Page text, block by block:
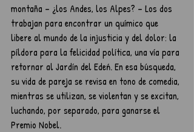
montaña – ¿los Andes, los Alpes? – Los dos
trabajan para encontrar un químico que
libere al mundo de la injusticia y del dolor: la
píldora para la felicidad política, una vía para
retornar al Jardín del Edeń. En esa búsqueda,
su vida de pareja se revisa en tono de comedia,
mientras se utilizan, se violentan y se excitan,
luchando, por separado, para ganarse el
Premio Nobel.